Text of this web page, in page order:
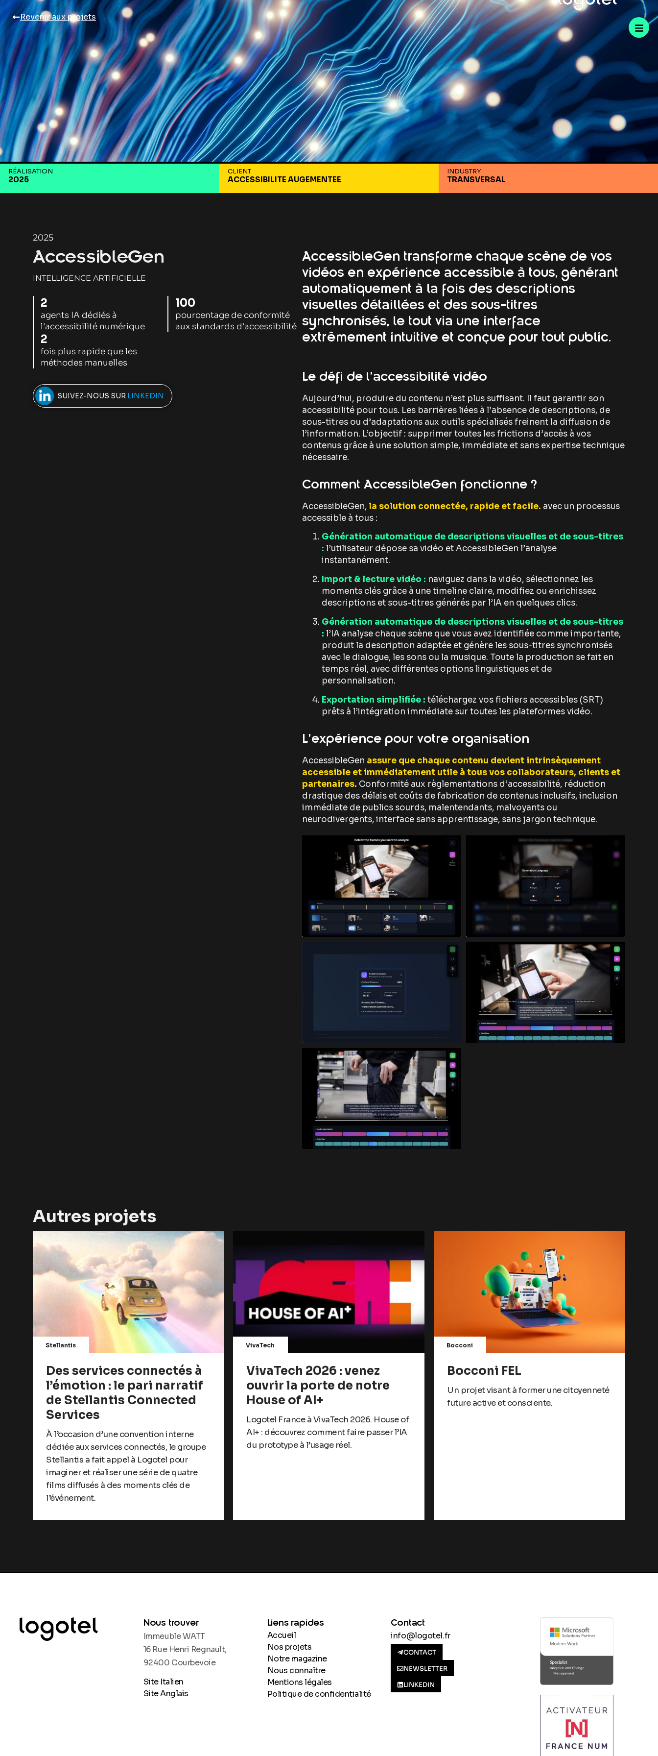
Revenir aux projets
RÉALISATION
2025
CLIENT
ACCESSIBILITE AUGEMENTEE
INDUSTRY
TRANSVERSAL
2025
AccessibleGen
INTELLIGENCE ARTIFICIELLE​
2
agents IA dédiés à
l'accessibilité numérique
100
pourcentage de conformité
aux standards d'accessibilité
2
fois plus rapide que les
méthodes manuelles
SUIVEZ-NOUS SUR LINKEDIN
AccessibleGen transforme chaque scène de vos
vidéos en expérience accessible à tous, générant
automatiquement à la fois des descriptions
visuelles détaillées et des sous-titres
synchronisés, le tout via une interface
extrêmement intuitive et conçue pour tout public.
Le défi de l’accessibilité vidéo
Aujourd’hui, produire du contenu n’est plus suffisant. Il faut garantir son
accessibilité pour tous. Les barrières liées à l’absence de descriptions, de
sous-titres ou d’adaptations aux outils spécialisés freinent la diffusion de
l’information. L’objectif : supprimer toutes les frictions d’accès à vos
contenus grâce à une solution simple, immédiate et sans expertise technique
nécessaire.
Comment AccessibleGen fonctionne ?
AccessibleGen,la solution connectée, rapide et facile. avec un processus
accessible à tous :
Génération automatique de descriptions visuelles et de sous-titres
:l’utilisateur dépose sa vidéo et AccessibleGen l’analyse
instantanément.
Import & lecture vidéo : naviguez dans la vidéo, sélectionnez les
moments clés grâce à une timeline claire, modifiez ou enrichissez
descriptions et sous-titres générés par l’IA en quelques clics.
Génération automatique de descriptions visuelles et de sous-titres
: l’IA analyse chaque scène que vous avez identifiée comme importante,
produit la description adaptée et génère les sous-titres synchronisés
avec le dialogue, les sons ou la musique. Toute la production se fait en
temps réel, avec différentes options linguistiques et de
personnalisation.
Exportation simplifiée : téléchargez vos fichiers accessibles (SRT)
prêts à l’intégration immédiate sur toutes les plateformes vidéo.
L’expérience pour votre organisation
AccessibleGen assure que chaque contenu devient intrinsèquement
accessible et immédiatement utile à tous vos collaborateurs, clients et
partenaires. Conformité aux règlementations d’accessibilité, réduction
drastique des délais et coûts de fabrication de contenus inclusifs, inclusion
immédiate de publics sourds, malentendants, malvoyants ou
neurodivergents, interface sans apprentissage, sans jargon technique.
Autres projets
Stellantis
Des services connectés à
l’émotion : le pari narratif
de Stellantis Connected
Services
À l’occasion d’une convention interne
dédiée aux services connectés, le groupe
Stellantis a fait appel à Logotel pour
imaginer et réaliser une série de quatre
films diffusés à des moments clés de
l’événement.
VivaTech
VivaTech 2026 : venez
ouvrir la porte de notre
House of AI+
Logotel France à VivaTech 2026. House of
AI+ : découvrez comment faire passer l’IA
du prototype à l’usage réel.
Bocconi
Bocconi FEL
Un projet visant à former une citoyenneté
future active et consciente.
Nous trouver
Immeuble WATT
16 Rue Henri Regnault,
92400 Courbevoie
Site Italien
Site Anglais
Liens rapides
Accueil
Nos projets
Notre magazine
Nous connaître
Mentions légales
Politique de confidentialité
Contact
info@logotel.fr
CONTACT
NEWSLETTER
LINKEDIN